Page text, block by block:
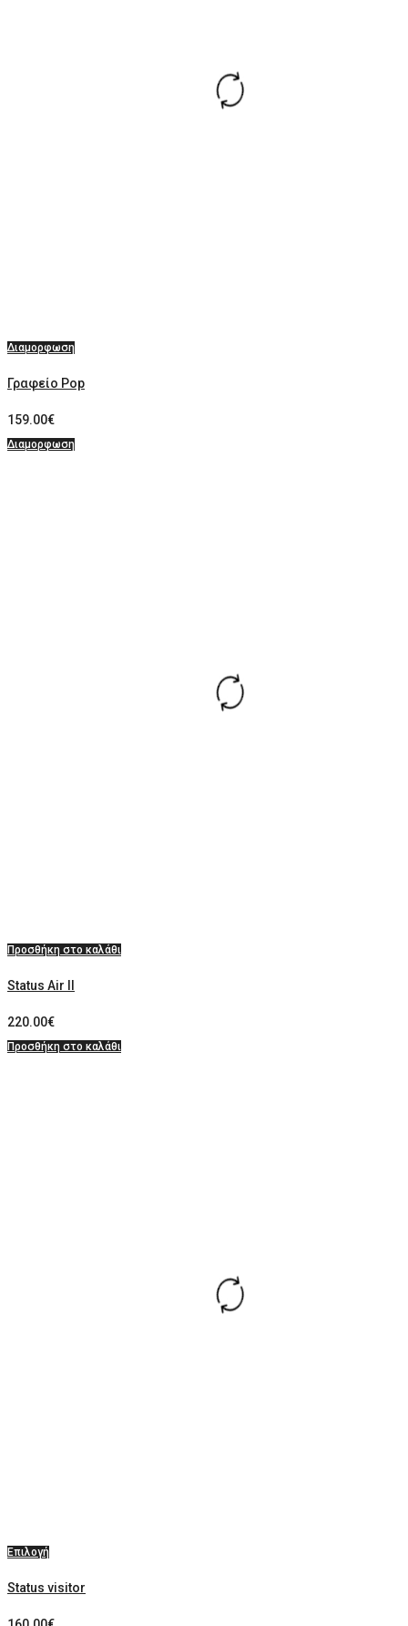
Διαμορφωση
Γραφείο Pop
159.00€
Διαμορφωση
Προσθήκη στο καλάθι
Status Air II
220.00€
Προσθήκη στο καλάθι
Επιλογή
Status visitor